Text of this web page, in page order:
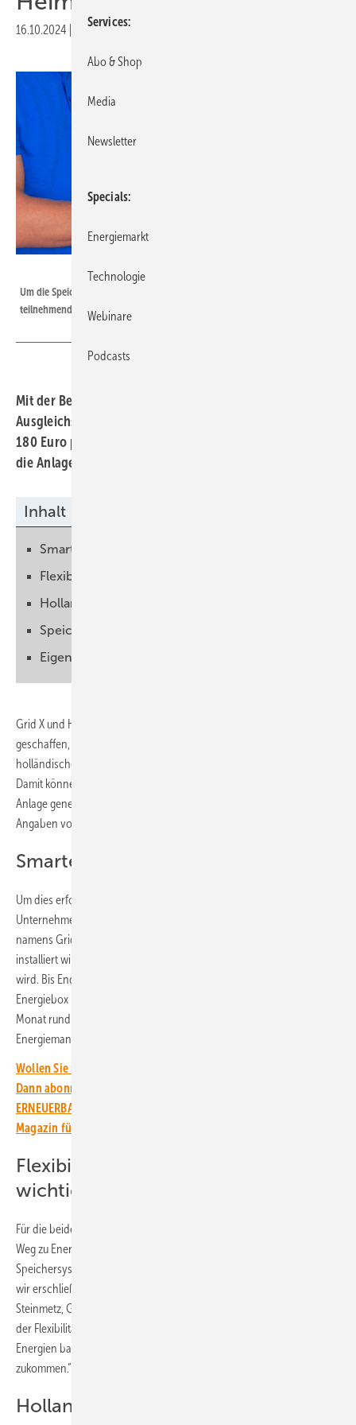
16.10.2024 Druckvorschau
Um die Speicher vermarkten zu können, installiert Hallostroom in jedem
teilnehmenden Haushalt eine Energiebox.
Mit der Bereitstellung von Flexibilitätsoptionen am
Ausgleichsmarkt können die Speicherbetreiber bis zu
180 Euro pro Monat erzielen. Basis ist eine Gridbox, die
die Anlagen steuerbar macht.
Inhalt
Smartes Gateway ist notwendig
Flexibilität von Kleinanlagen wird wichtiger
Holland wird Referenzmarkt
Speichermarkt hat noch Luft nach oben
Eigenverbrauch wird lukrativer
Grid X und Hallostroom haben in den Niederlanden eine Möglichkeit
geschaffen, Stromspeicher in Haushalten als Flexibilität am
holländischen Ausgleichsmarkt (Imbalance-Markt) zu platzieren.
Damit können die Speicherbetreiber zusätzliche Gewinne mit ihrer
Anlage generieren. Hallostroom erzielt mit den Speichern nach
Angaben von Grid X monatlich bis zu 180 Euro pro Haushalt.
Smartes Gateway ist notwendig
Um dies erfolgreich umzusetzen, nutzt das niederländische
Unternehmen die Technologie von Grid X inklusive dem IoT-Gateway
namens Gridbox, das hier unter dem Namen Energiebox vor Ort
installiert wird. Diese sorgt dafür, dass die Haushaltsbatterie steuerbar
wird. Bis Ende des Jahres soll bei rund 1.000 Kunden eine solche
Energiebox installiert werden. Ab 2025 peilt Hallostroom an, pro
Monat rund 250 Haushalte mit einem smarten
Energiemanagementsystem auszustatten.
Wollen Sie über die Energiewende auf dem Laufenden bleiben?
Dann abonnieren Sie einfach den kostenlosen Newsletter von
ERNEUERBARE ENERGIEN – dem größten verbandsunabhängigen
Magazin für erneuerbare Energien in Deutschland!
Flexibilität von Kleinanlagen wird
wichtiger
Für die beiden Partner ist dieses Projekt ein nächster Schritt auf dem
Weg zu Energiewende. „In Haushaltsbatterien und anderen privaten
Speichersystemen wie E-Autos schlummert ein riesiges Potenzial, das
wir erschließen müssen, damit die Energiewende gelingt“, betont Tim
Steinmetz, Geschäftsführer von Grid X. „Nach derzeitigem Stand wird
der Flexibilität aus diesen Kleinanlagen im künftigen, auf erneuerbaren
Energien basierenden, Energiesystem eine besonders wichtige Rolle
zukommen.“
Holland wird Referenzmarkt
Services
Abo & Shop
Media
Newsletter
Specials
Energiemarkt
Technologie
Webinare
Podcasts